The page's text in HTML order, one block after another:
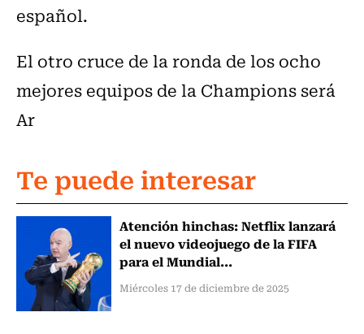
español.
El otro cruce de la ronda de los ocho
mejores equipos de la Champions será
Ar
Te puede interesar
Atención hinchas: Netflix lanzará
el nuevo videojuego de la FIFA
para el Mundial...
Miércoles 17 de diciembre de 2025